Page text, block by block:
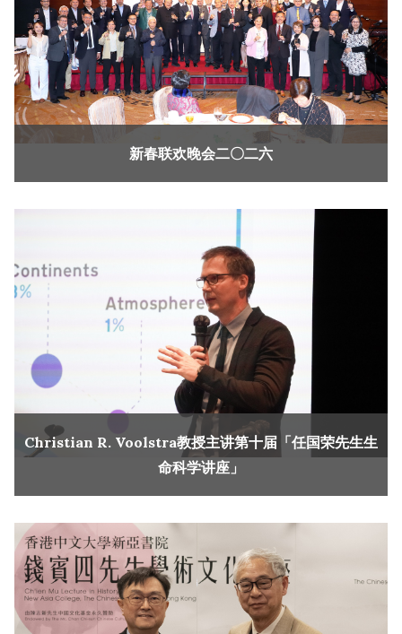
新春联欢晚会二〇二六
Christian R. Voolstra教授主讲第十届「任国荣先生生
命科学讲座」